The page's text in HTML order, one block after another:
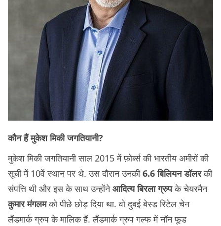
कौन हैं मुकेश मिकी जगतियानी?
मुकेश मिकी जगतियानी साल 2015 में फ़ोर्ब्स की भारतीय अमीरों की
सूची में 10वें स्थान पर थे. उस दौरान उनकी6.6 बिलियन डॉलरकी
संपत्ति थी और इस के साथ उन्होंनेआदित्य बिरला ग्रुपके चेयरमैन
कुमार मंगलमको पीछे छोड़ दिया था. वो दुबई बेस्ड रिटेल चेन
लैंडमार्क ग्रुप के मालिक हैं. लैंडमार्क ग्रुप गल्फ में नॉन फूड